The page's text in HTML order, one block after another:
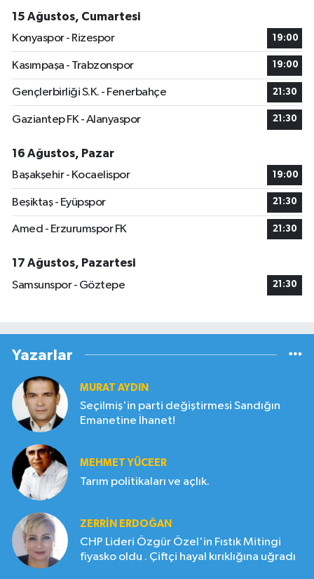
15 Ağustos, Cumartesi
Konyaspor - Rizespor
19:00
Kasımpaşa - Trabzonspor 19:00
Gençlerbirliği S.K. - Fenerbahçe 21:30
Gaziantep FK - Alanyaspor 21:30
16 Ağustos, Pazar
Başakşehir - Kocaelispor
19:00
Beşiktaş - Eyüpspor 21:30
Amed - Erzurumspor FK 21:30
17 Ağustos, Pazartesi
Samsunspor - Göztepe
21:30
Yazarlar
MURAT AYDIN
Seçilmiş'in parti değiştirmesi Sandığın
Emanetine İhanet!
MEHMET YÜCEER
Tarım politikaları ve açlık.
ZERRIN ERDOĞAN
CHP Lideri Özgür Özel'in Fıstık Mitingi
fiyasko oldu . Çiftçi hayal kırıklığına uğradı